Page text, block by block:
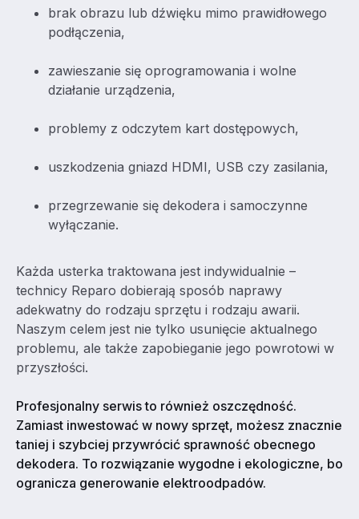
brak obrazu lub dźwięku mimo prawidłowego
podłączenia,
zawieszanie się oprogramowania i wolne
działanie urządzenia,
problemy z odczytem kart dostępowych,
uszkodzenia gniazd HDMI, USB czy zasilania,
przegrzewanie się dekodera i samoczynne
wyłączanie.
Każda usterka traktowana jest indywidualnie –
technicy Reparo dobierają sposób naprawy
adekwatny do rodzaju sprzętu i rodzaju awarii.
Naszym celem jest nie tylko usunięcie aktualnego
problemu, ale także zapobieganie jego powrotowi w
przyszłości.
Profesjonalny serwis to również oszczędność.
Zamiast inwestować w nowy sprzęt, możesz znacznie
taniej i szybciej przywrócić sprawność obecnego
dekodera. To rozwiązanie wygodne i ekologiczne, bo
ogranicza generowanie elektroodpadów.